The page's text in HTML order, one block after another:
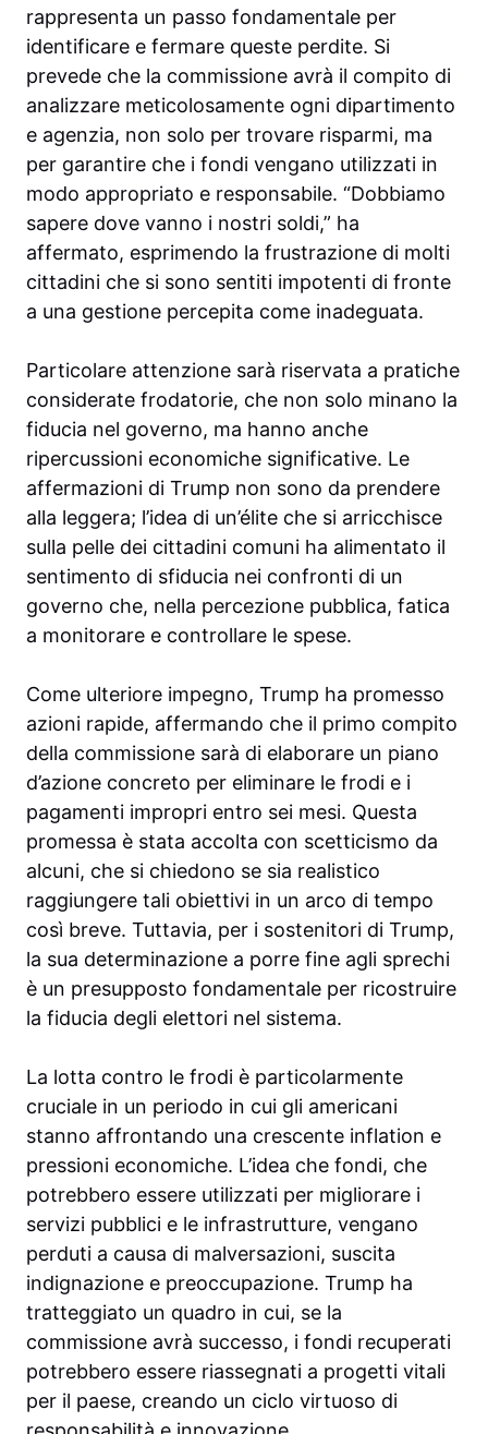
rappresenta un passo fondamentale per
identificare e fermare queste perdite. Si
prevede che la commissione avrà il compito di
analizzare meticolosamente ogni dipartimento
e agenzia, non solo per trovare risparmi, ma
per garantire che i fondi vengano utilizzati in
modo appropriato e responsabile. “Dobbiamo
sapere dove vanno i nostri soldi,” ha
affermato, esprimendo la frustrazione di molti
cittadini che si sono sentiti impotenti di fronte
a una gestione percepita come inadeguata.
Particolare attenzione sarà riservata a pratiche
considerate frodatorie, che non solo minano la
fiducia nel governo, ma hanno anche
ripercussioni economiche significative. Le
affermazioni di Trump non sono da prendere
alla leggera; l’idea di un’élite che si arricchisce
sulla pelle dei cittadini comuni ha alimentato il
sentimento di sfiducia nei confronti di un
governo che, nella percezione pubblica, fatica
a monitorare e controllare le spese.
Come ulteriore impegno, Trump ha promesso
azioni rapide, affermando che il primo compito
della commissione sarà di elaborare un piano
d’azione concreto per eliminare le frodi e i
pagamenti impropri entro sei mesi. Questa
promessa è stata accolta con scetticismo da
alcuni, che si chiedono se sia realistico
raggiungere tali obiettivi in un arco di tempo
così breve. Tuttavia, per i sostenitori di Trump,
la sua determinazione a porre fine agli sprechi
è un presupposto fondamentale per ricostruire
la fiducia degli elettori nel sistema.
La lotta contro le frodi è particolarmente
cruciale in un periodo in cui gli americani
stanno affrontando una crescente inflation e
pressioni economiche. L’idea che fondi, che
potrebbero essere utilizzati per migliorare i
servizi pubblici e le infrastrutture, vengano
perduti a causa di malversazioni, suscita
indignazione e preoccupazione. Trump ha
tratteggiato un quadro in cui, se la
commissione avrà successo, i fondi recuperati
potrebbero essere riassegnati a progetti vitali
per il paese, creando un ciclo virtuoso di